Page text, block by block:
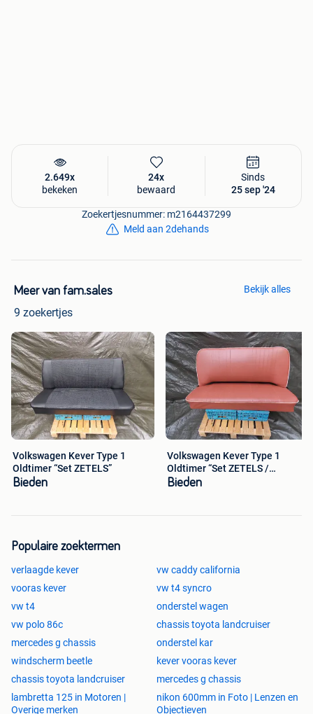
2.649x
bekeken
24x
bewaard
Sinds
25 sep '24
Zoekertjesnummer: m2164437299
Meld aan 2dehands
Meer van fam.sales
9 zoekertjes
Bekijk alles
Volkswagen Kever Type 1
Oldtimer “Set ZETELS”
Bieden
Volkswagen Kever Type 1
Oldtimer “Set ZETELS /
Achterbank”
Bieden
Populaire zoektermen
verlaagde kever
vw caddy california
vooras kever
vw t4 syncro
vw t4
onderstel wagen
vw polo 86c
chassis toyota landcruiser
mercedes g chassis
onderstel kar
windscherm beetle
kever vooras kever
chassis toyota landcruiser
mercedes g chassis
lambretta 125 in Motoren |
Overige merken
nikon 600mm in Foto | Lenzen en
Objectieven